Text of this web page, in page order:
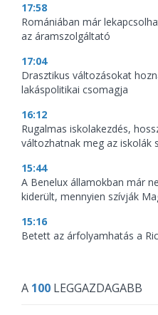
17:58
Romániában már
az áramszolgáltató
17:04
Drasztikus változásokat
lakáspolitikai csomagja
16:12
Rugalmas iskolakezdés,
változhatnak meg az iskolák
15:44
A Benelux államokban már
kiderült, mennyien szívják
15:16
Betett az árfolyamhatás a
A 100 LEGGAZDAGABB